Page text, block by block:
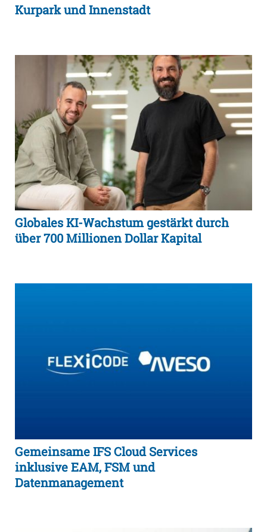
Kurpark und Innenstadt
Globales KI-Wachstum gestärkt durch
über 700 Millionen Dollar Kapital
Gemeinsame IFS Cloud Services
inklusive EAM, FSM und
Datenmanagement